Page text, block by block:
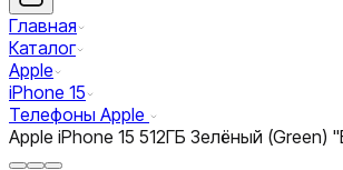
Главная
Каталог
Apple
iPhone 15
Телефоны Apple
Apple iPhone 15 512ГБ Зелёный (Green)